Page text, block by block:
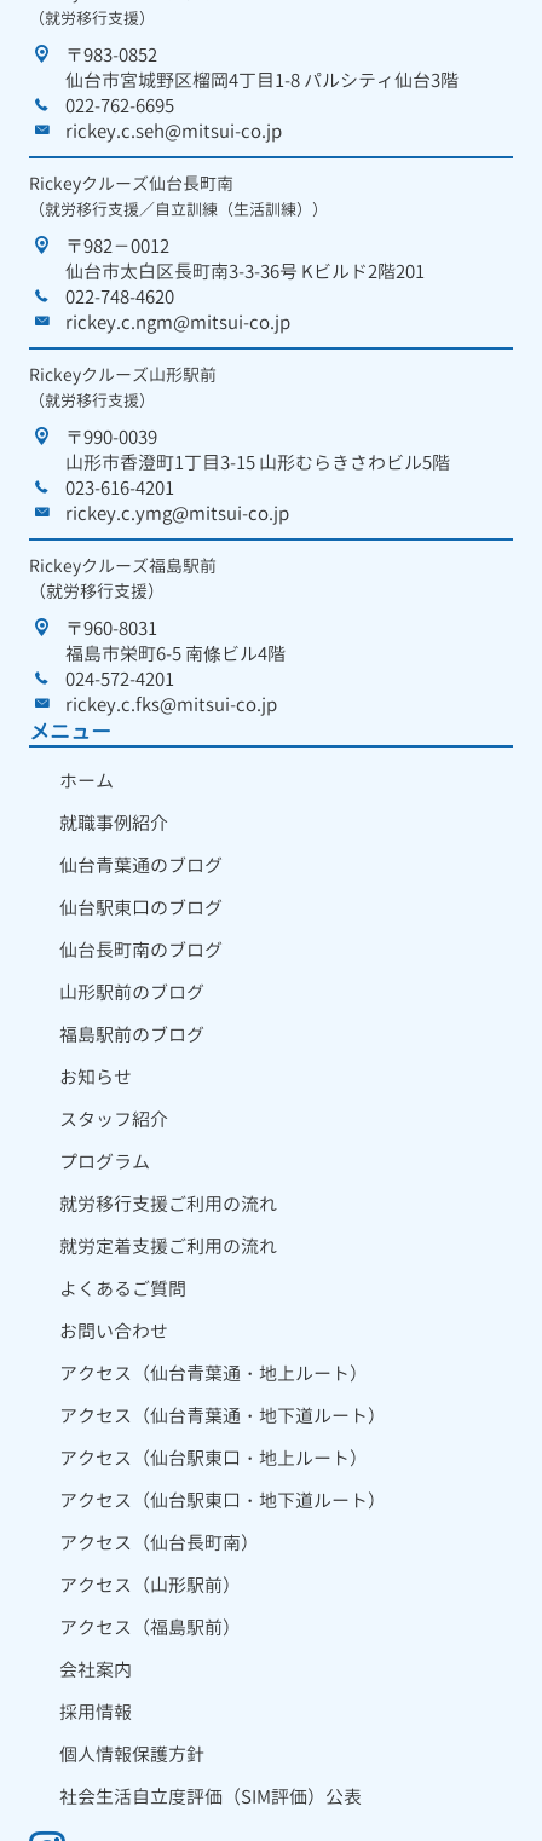
（就労移行支援）
〒983-0852
仙台市宮城野区榴岡4丁目1-8 パルシティ仙台3階
022-762-6695
rickey.c.seh@mitsui-co.jp
Rickeyクルーズ仙台長町南
（就労移行支援／自立訓練（生活訓練））
〒982－0012
仙台市太白区長町南3-3-36号 Kビルド2階201
022-748-4620
rickey.c.ngm@mitsui-co.jp
Rickeyクルーズ山形駅前
（就労移行支援）
〒990-0039
山形市香澄町1丁目3-15 山形むらきさわビル5階
023-616-4201
rickey.c.ymg@mitsui-co.jp
Rickeyクルーズ福島駅前
（就労移行支援）
〒960-8031
福島市栄町6-5 南條ビル4階
024-572-4201
rickey.c.fks@mitsui-co.jp
メニュー
ホーム
就職事例紹介
仙台青葉通のブログ
仙台駅東口のブログ
仙台長町南のブログ
山形駅前のブログ
福島駅前のブログ
お知らせ
スタッフ紹介
プログラム
就労移行支援ご利用の流れ
就労定着支援ご利用の流れ
よくあるご質問
お問い合わせ
アクセス（仙台青葉通・地上ルート）
アクセス（仙台青葉通・地下道ルート）
アクセス（仙台駅東口・地上ルート）
アクセス（仙台駅東口・地下道ルート）
アクセス（仙台長町南）
アクセス（山形駅前）
アクセス（福島駅前）
会社案内
採用情報
個人情報保護方針
社会生活自立度評価（SIM評価）公表